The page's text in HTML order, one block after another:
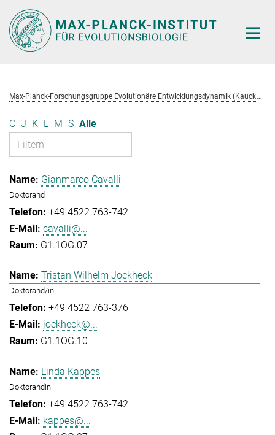
Hauptinhalt
M
ax-Planck-Forschungsgruppe Evolutionäre Entwicklungsdynamik (Kaucká)
C J K L M S Alle
Gianmarco Cavalli
Doktorand
+49 4522 763-742
cavalli@...
G1.1OG.07
Tristan Wilhelm Jockheck
Doktorand/in
+49 4522 763-376
jockheck@...
G1.1OG.10
Linda Kappes
Doktorandin
+49 4522 763-742
kappes@...